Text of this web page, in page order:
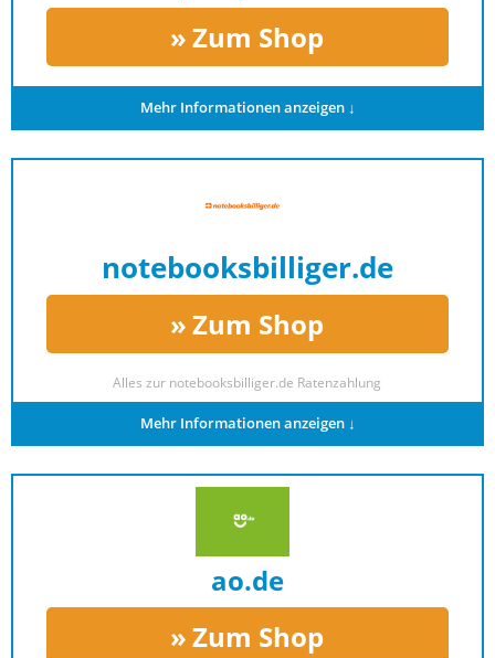
Zum Shop
Mehr Informationen anzeigen ↓
notebooksbilliger.de
Zum Shop
Alles zur notebooksbilliger.de Ratenzahlung
Mehr Informationen anzeigen ↓
ao.de
Zum Shop